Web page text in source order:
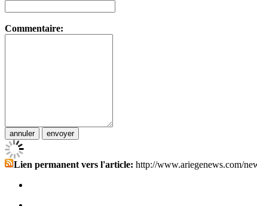
Commentaire:
Lien permanent vers l'article: http://www.ariegenews.com/